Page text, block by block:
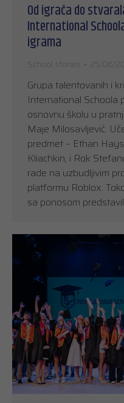
Od igrača do
International
igrama
School stories 25/06/
Grupa talentovanih i
International Schoola
osnovnu školu u
Maje Milosavljević.
predmet – Ethan
Kliachkin, i Rok
rade na uzbudljivim
platformu Roblox.
sa ponosom